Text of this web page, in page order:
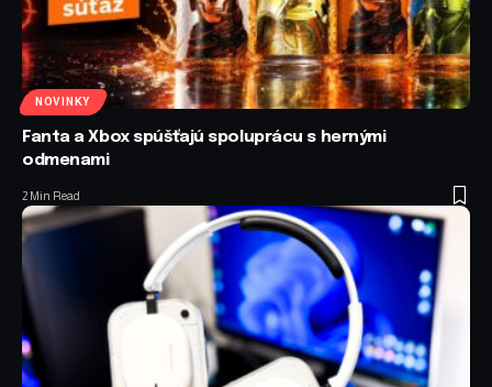
NOVINKY
Fanta a Xbox spúšťajú spoluprácu s hernými
odmenami
2 Min Read